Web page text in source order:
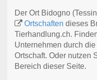
Der Ort Bidogno
Ortschaften dieses
Tierhandlung.ch.
Unternehmen durch
Ortschaft. Oder nutzen
Bereich dieser Seite.